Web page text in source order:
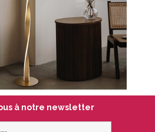
à notre newsletter